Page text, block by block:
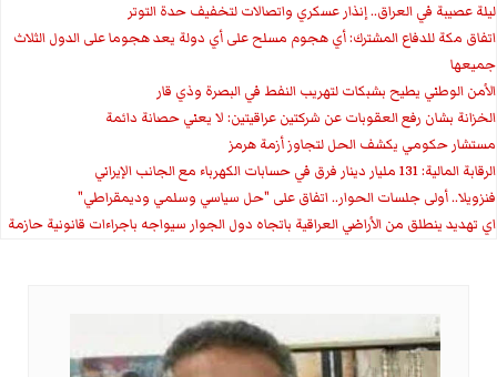
ليلة عصيبة في العراق.. إنذار عسكري واتصالات لتخفيف حدة التوتر
‏اتفاق مكة للدفاع المشترك: أي هجوم مسلح على أي دولة يعد هجوما على الدول الثلاث
جميعها
الأمن الوطني يطيح بشبكات لتهريب النفط في البصرة وذي قار
الخزانة بشان رفع العقوبات عن شركتين عراقيتين: لا يعني حصانة دائمة
مستشار حكومي يكشف الحل لتجاوز أزمة هرمز
الرقابة المالية: 131 مليار دينار فرق في حسابات الكهرباء مع الجانب الإيراني
فنزويلا.. أولى جلسات الحوار.. اتفاق على "حل سياسي وسلمي وديمقراطي"
اي تهديد ينطلق من الأراضي العراقية باتجاه دول الجوار سيواجه باجراءات قانونية حازمة